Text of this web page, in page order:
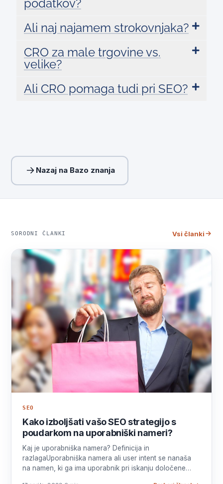
podatkov?
Ali naj najamem strokovnjaka?
CRO za male trgovine vs.
velike?
Ali CRO pomaga tudi pri SEO?
Nazaj na Bazo znanja
SORODNI ČLANKI Vsi članki
SEO
Kako izboljšati vašo SEO strategijo s
poudarkom na uporabniški nameri?
Kaj je uporabniška namera? Definicija in
razlagaUporabniška namera ali user intent se nanaša
na namen, ki ga ima uporabnik pri iskanju določene…